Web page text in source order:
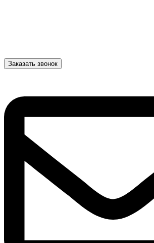
Заказать звонок